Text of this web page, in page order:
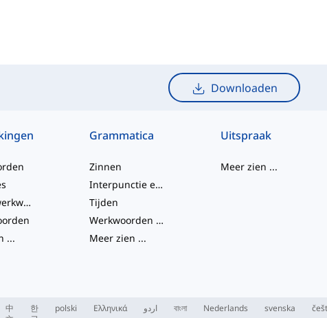
Downloaden
Frasale werkwoorden
...
Grammatica
Zinnen
Interpunctie en Spelling
Tijden
Werkwoorden en Stemmen
Meer zien ...
Uitspraak
Meer zien ...
中
한
polski Ελληνικά اردو বাংলা Nederlands svenska